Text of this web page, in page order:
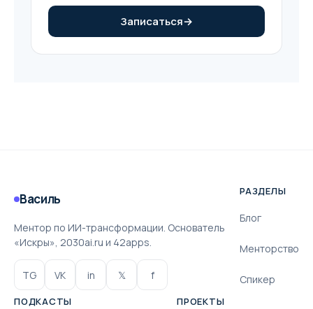
Записаться→
Василь
Ментор по ИИ-трансформации. Основатель
«Искры», 2030ai.ru и 42apps.
TG VK in 𝕏 f
РАЗДЕЛЫ
Блог
Менторство
Спикер
ПОДКАСТЫ ПРОЕКТЫ